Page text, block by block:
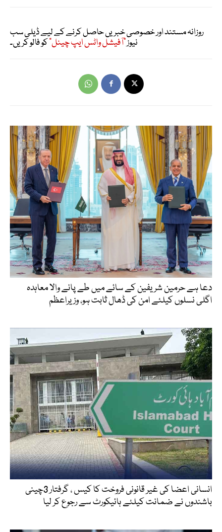
روزانہ مستند اور خصوصی خبریں حاصل کرنے کے لیے ڈیلی سب
نیوز"آفیشل واٹس ایپ چینل"کو فالو کریں۔
دعا ہے حرمین شریفین کے سائے میں طے پانے والا معاہدہ
اگلی نسلوں کیلئے امن کی ڈھال ثابت ہو، وزیراعظم
انسانی اعضا کی غیر قانونی فروخت کا کیس ، گرفتار 3چینی
باشندوں نے ضمانت کیلئے ہائیکورٹ سے رجوع کر لیا